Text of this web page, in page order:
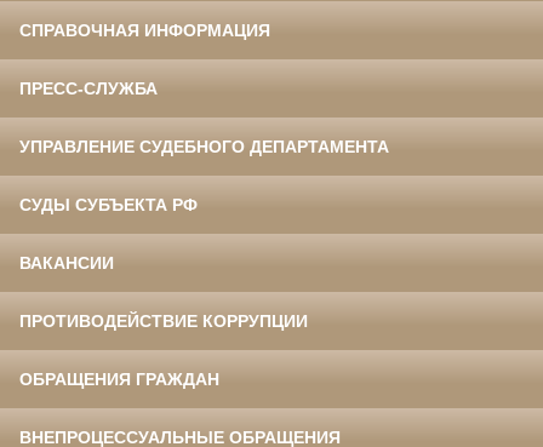
СПРАВОЧНАЯ ИНФОРМАЦИЯ
ПРЕСС-СЛУЖБА
УПРАВЛЕНИЕ СУДЕБНОГО ДЕПАРТАМЕНТА
СУДЫ СУБЪЕКТА РФ
ВАКАНСИИ
ПРОТИВОДЕЙСТВИЕ КОРРУПЦИИ
ОБРАЩЕНИЯ ГРАЖДАН
ВНЕПРОЦЕССУАЛЬНЫЕ ОБРАЩЕНИЯ